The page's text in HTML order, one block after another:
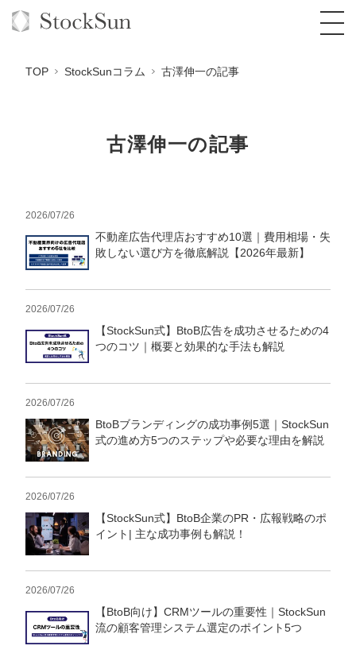
オーダーメイド支援
コンサルタント一覧
品質ガイドライン
社内コンペ
定額制Webマーケティング代行『マキトルく
ん』
定額制営業代行『カリトルくん』
定額制採用代行・RPO『トルトルくん』
営業改善特化の動画制作『動画でカリトルく
ん』
定額LINE運用代行『LINEマキトルくん』
オリジナルサービス
格安でAI導入支援『あいのりAI』
拡散付1日密着動画制作『まるごと社長』
1本無料で記事を制作『SEOトライアル』
定額制LP制作・改善『最強LP』
実績
お役立ち資料
オンラインサロン
StockSun道場
道場TOP
エンジニア
YouTubeディレクター
年収エージェント
ミッション・ビジョン・バリュー
代表メッセージ（岩野圭佑）
取締役メッセージ（株本祐己）
業務委託
認定パートナー
動画ディレクター
営業
インターン
TOP StockSunコラム 古澤伸一の記事
古澤伸一の記事
2026/07/26
不動産広告代理店おすすめ10選｜費用相場・失
敗しない選び方を徹底解説【2026年最新】
2026/07/26
【StockSun式】BtoB広告を成功させるための4
つのコツ｜概要と効果的な手法も解説
2026/07/26
BtoBブランディングの成功事例5選｜StockSun
式の進め方5つのステップや必要な理由を解説
2026/07/26
【StockSun式】BtoB企業のPR・広報戦略のポ
イント| 主な成功事例も解説！
2026/07/26
【BtoB向け】CRMツールの重要性｜StockSun
流の顧客管理システム選定のポイント5つ